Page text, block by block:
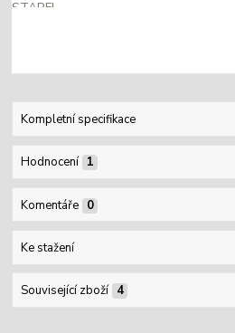
Kompletní specifikace
Hodnocení 1
Komentáře 0
Ke stažení
Související zboží 4